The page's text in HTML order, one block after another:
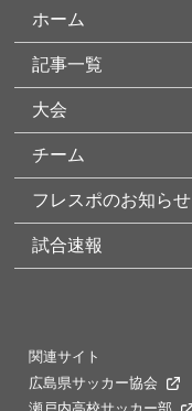
ホーム
記事一覧
大会
チーム
フレスポのお知らせ
試合速報
関連サイト
広島県サッカー協会